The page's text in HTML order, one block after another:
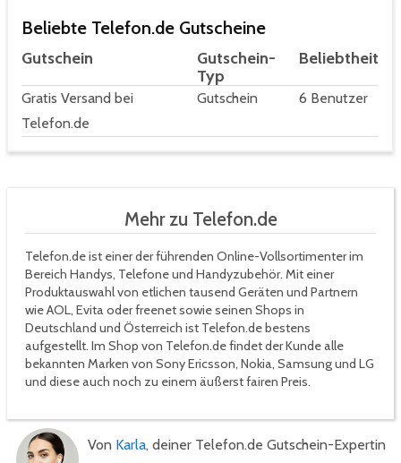
Beliebte Telefon.de Gutscheine
Gutschein
Gutschein-
Typ
Beliebtheit
Gratis Versand bei
Telefon.de
Gutschein 6 Benutzer
Mehr zu Telefon.de
Telefon.de ist einer der führenden Online-Vollsortimenter im
Bereich Handys, Telefone und Handyzubehör. Mit einer
Produktauswahl von etlichen tausend Geräten und Partnern
wie AOL, Evita oder freenet sowie seinen Shops in
Deutschland und Österreich ist Telefon.de bestens
aufgestellt. Im Shop von Telefon.de findet der Kunde alle
bekannten Marken von Sony Ericsson, Nokia, Samsung und LG
und diese auch noch zu einem äußerst fairen Preis.
Von Karla, deiner Telefon.de Gutschein-Expertin